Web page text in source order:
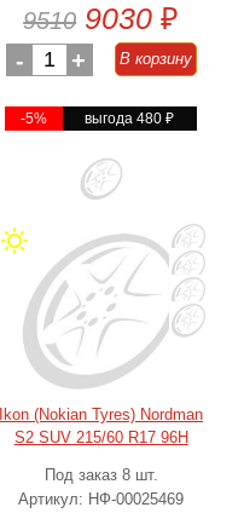
9510 9030 ₽
- 1 + В корзину
-5% выгода 480₽
Ikon (Nokian Tyres) Nordman
S2 SUV 215/60 R17 96H
Под заказ 8 шт.
Артикул: НФ-00025469